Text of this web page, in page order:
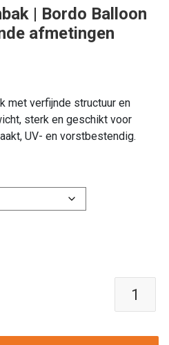
| Bordo Balloon
afmetingen
met verfijnde structuur en
sterk en geschikt voor
UV- en vorstbestendig.